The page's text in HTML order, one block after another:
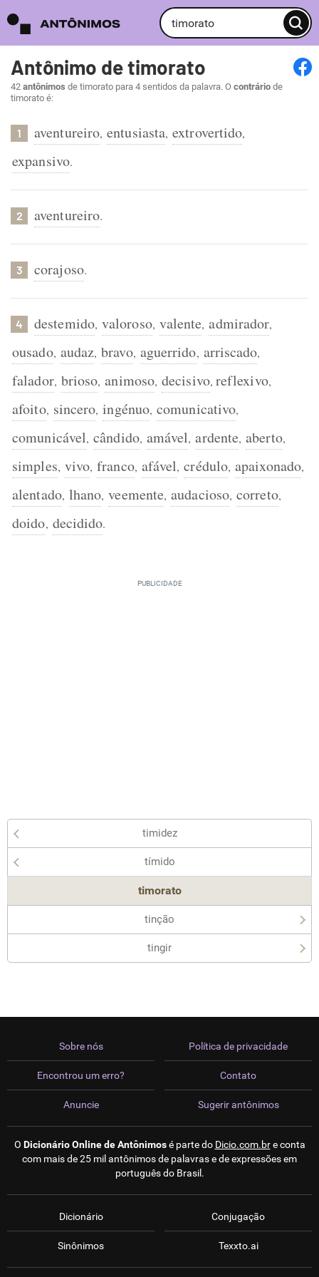
Antônimo de timorato
42 antônimos de timorato para 4 sentidos da palavra. O contrário de
timorato é:
1 aventureiro, entusiasta, extrovertido,
expansivo.
2 aventureiro.
3 corajoso.
4 destemido, valoroso, valente, admirador,
ousado, audaz, bravo, aguerrido, arriscado,
falador, brioso, animoso, decisivo, reflexivo,
afoito, sincero, ingénuo, comunicativo,
comunicável, cândido, amável, ardente, aberto,
simples, vivo, franco, afável, crédulo, apaixonado,
alentado, lhano, veemente, audacioso, correto,
doido, decidido.
timidez
tímido
timorato
tinção
tingir
Sobre nós
Encontrou um erro?
Anuncie
Política de privacidade
Contato
Sugerir antônimos
O Dicionário Online de Antônimosé parte do Dicio.com.bre conta
com mais de 25 mil antônimos de palavras e de expressões em
português do Brasil.
Dicionário
Sinônimos
Conjugação
Texxto.ai